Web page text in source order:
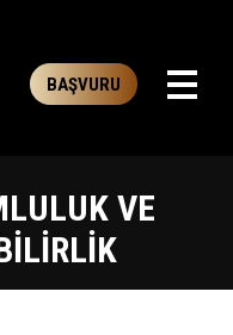
BAŞVURU
VE